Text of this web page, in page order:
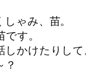
ゃみ、苗。
す。
しかけたりし